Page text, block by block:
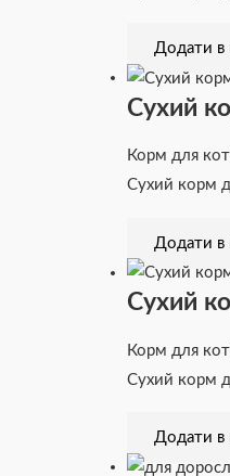
Додати в
Сухий
Корм для
Сухий корм
Додати в
Сухий
Корм для
Сухий корм
Додати в